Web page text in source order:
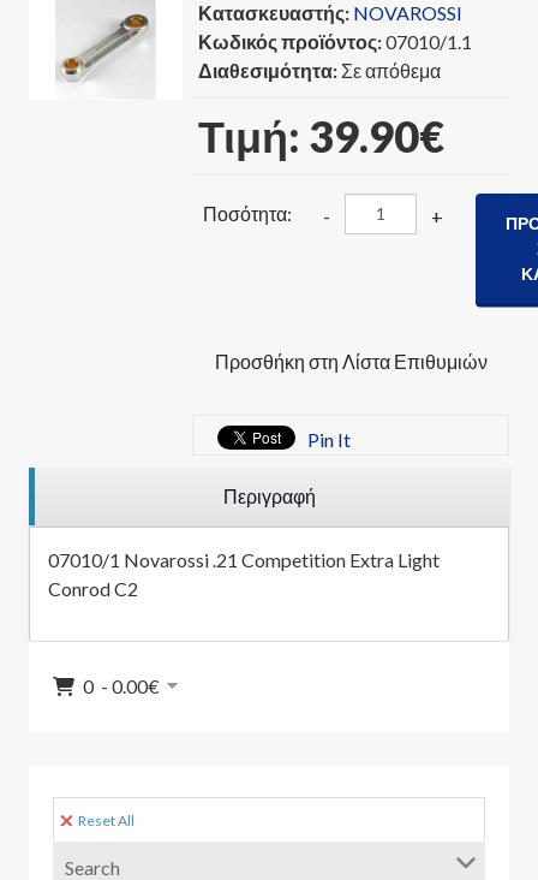
Κατασκευαστής: NOVAROSSI
Κωδικός προϊόντος:07010/1.1
Διαθεσιμότητα: Σε απόθεμα
Τιμή: 39.90‎€
Ποσότητα: - +
Προσθήκη στη Λίστα Επιθυμιών
Pin It
Περιγραφή
07010/1 Novarossi .21 Competition Extra Light
Conrod C2
0 - 0.00‎€
Reset All
Search